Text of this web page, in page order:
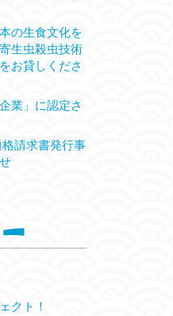
の生食文化を
生虫殺虫技術
お貸しくださ
業」に認定さ
請求書発行事
クト！